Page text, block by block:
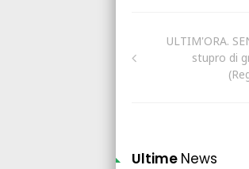
ULTIM'ORA.
stupro di
Ultime News